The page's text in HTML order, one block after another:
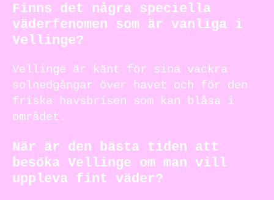
Finns det några speciella
väderfenomen som är vanliga i
Vellinge?
Vellinge är känt för sina vackra
solnedgångar över havet och för den
friska havsbrisen som kan blåsa i
området.
När är den bästa tiden att
besöka Vellinge om man vill
uppleva fint väder?